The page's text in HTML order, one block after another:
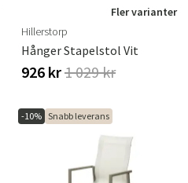
Fler varianter
Hillerstorp
Hånger Stapelstol Vit
926 kr1 029 kr
-10% Snabb leverans